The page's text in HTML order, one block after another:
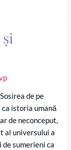
de pe
istoria umană
de neconceput,
al universului a
sumerieni ca